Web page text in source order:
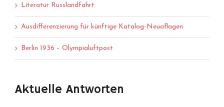
Literatur Russlandfahrt
Ausdifferenzierung für künftige Katalog-Neuaflagen
Berlin 1936 – Olympialuftpost
Aktuelle Antworten